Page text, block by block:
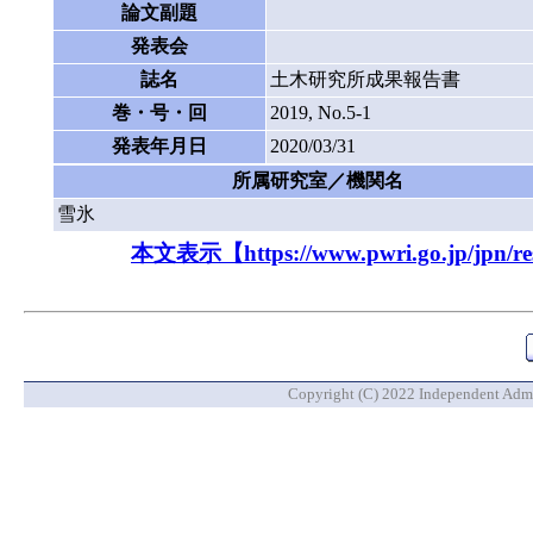
論文副題
発表会
誌名
土木研究所成果報告書
巻・号・回
2019, No.5-1
発表年月日
2020/03/31
所属研究室／機関名
雪氷
本文表示【https://www.pwri.go.jp/jpn/
Copyright (C) 2022 Independent